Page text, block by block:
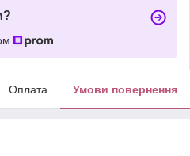
Оплата Умови повернення